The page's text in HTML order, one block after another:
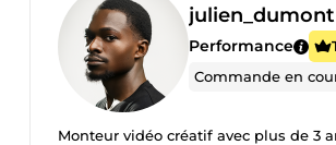
julien_dumont
Performance
Commande en
Monteur vidéo créatif avec plus de 3